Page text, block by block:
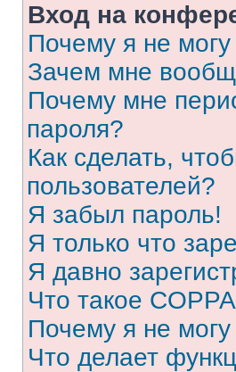
Вход на
Почему я не
Зачем мне
Почему мне
пароля?
Как сделать,
пользователей?
Я забыл пароль!
Я только что
Я давно
Что такое
Почему я не могу
Что делает